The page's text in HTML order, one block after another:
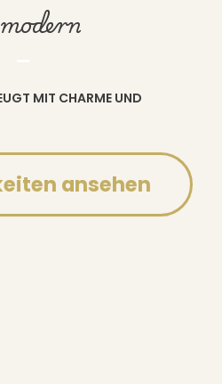
MIT CHARME UND
ansehen